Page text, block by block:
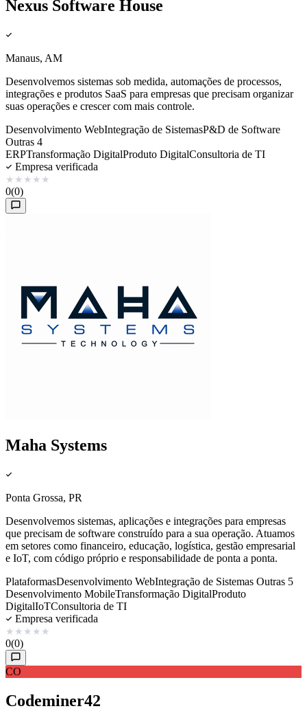
Nexus Software House
Manaus, AM
Desenvolvemos sistemas sob medida, automações de processos,
integrações e produtos SaaS para empresas que precisam organizar
suas operações e crescer com mais controle.
Desenvolvimento WebIntegração de SistemasP&D de Software
Outras 4
ERPTransformação DigitalProduto DigitalConsultoria de TI
Empresa verificada
★ ★ ★ ★ ★
0(0)
Maha Systems
Ponta Grossa, PR
Desenvolvemos sistemas, aplicações e integrações para empresas
que precisam de software construído para a sua operação. Atuamos
em setores como financeiro, educação, logística, gestão empresarial
e IoT, com código próprio e responsabilidade de ponta a ponta.
PlataformasDesenvolvimento WebIntegração de Sistemas Outras 5
Desenvolvimento MobileTransformação DigitalProduto
DigitalIoTConsultoria de TI
Empresa verificada
★ ★ ★ ★ ★
0(0)
CO
Codeminer42